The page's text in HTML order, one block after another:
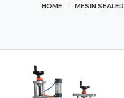
HOME MESIN SEALER